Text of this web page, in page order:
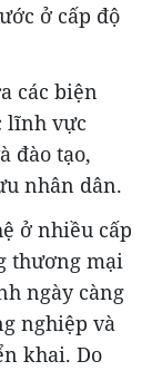
ở cấp độ
các biện
lĩnh vực
đào tạo,
nhân dân.
ở nhiều cấp
thương mại
ngày càng
nghiệp và
khai. Do